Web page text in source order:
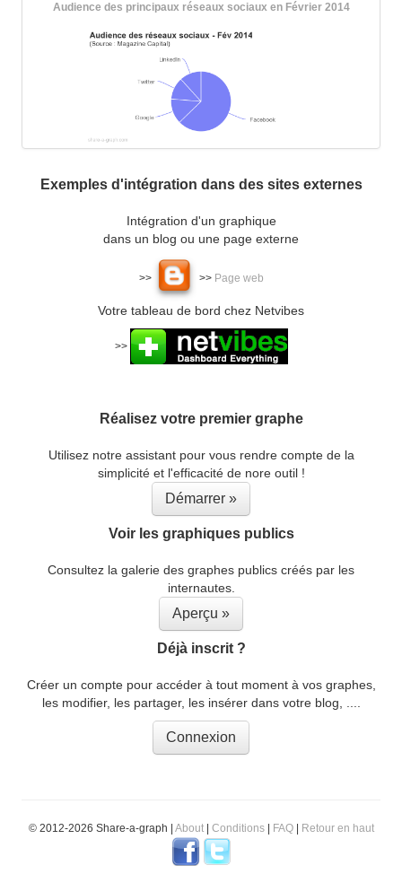
Audience des principaux réseaux sociaux en Février 2014
Exemples d'intégration dans des sites externes
Intégration d'un graphique
dans un blog ou une page externe
>> >> Page web
Votre tableau de bord chez Netvibes
>>
Réalisez votre premier graphe
Utilisez notre assistant pour vous rendre compte de la
simplicité et l'efficacité de nore outil !
Démarrer »
Voir les graphiques publics
Consultez la galerie des graphes publics créés par les
internautes.
Aperçu »
Déjà inscrit ?
Créer un compte pour accéder à tout moment à vos graphes,
les modifier, les partager, les insérer dans votre blog, ....
Connexion
© 2012-2026 Share-a-graph | About| Conditions| FAQ| Retour en haut